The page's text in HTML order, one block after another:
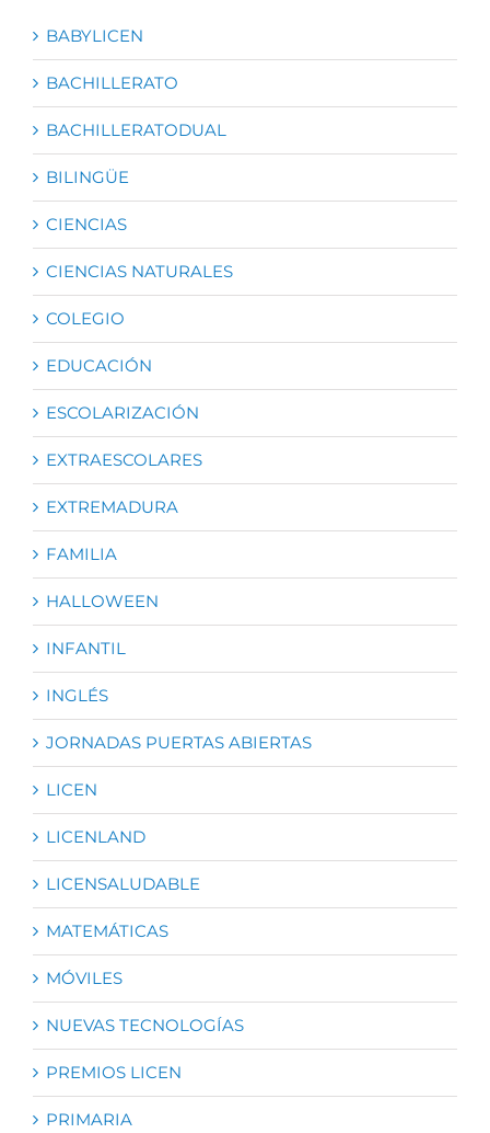
BABYLICEN
BACHILLERATO
BACHILLERATODUAL
BILINGÜE
CIENCIAS
CIENCIAS NATURALES
COLEGIO
EDUCACIÓN
ESCOLARIZACIÓN
EXTRAESCOLARES
EXTREMADURA
FAMILIA
HALLOWEEN
INFANTIL
INGLÉS
JORNADAS PUERTAS ABIERTAS
LICEN
LICENLAND
LICENSALUDABLE
MATEMÁTICAS
MÓVILES
NUEVAS TECNOLOGÍAS
PREMIOS LICEN
PRIMARIA